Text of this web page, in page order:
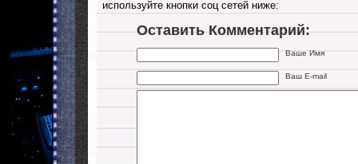
используйте кнопки соц сетей ниже:
Оставить Комментарий:
Ваше Имя
Ваш E-mail